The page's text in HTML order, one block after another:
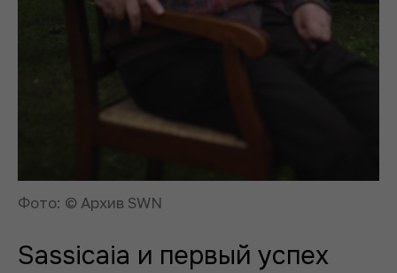
Фото: © Архив SWN
Sassicaia и первый успех